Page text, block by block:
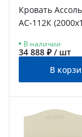
Кровать
АС-112К
В наличии
34 888 ₽ / шт
В